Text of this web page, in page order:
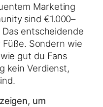
Marketing
sind €1.000–
entscheidende
Sondern wie
gut du Fans
kein Verdienst,
um